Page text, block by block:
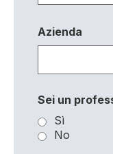
Azienda
Sei un
Sì
No